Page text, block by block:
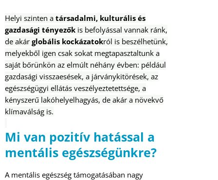
Helyi szinten a társadalmi, kulturális és
gazdasági tényezők is befolyással vannak ránk,
de akár globális kockázatokról is beszélhetünk,
melyekből igen csak sokat megtapasztaltunk a
saját bőrünkön az elmúlt néhány évben: például
gazdasági visszaesések, a járványkitörések, az
egészségügyi ellátás veszélyeztetettsége, a
kényszerű lakóhelyelhagyás, de akár a növekvő
klímaválság is.
Mi van pozitív hatással a
mentális egészségünkre?
A mentális egészség támogatásában nagy